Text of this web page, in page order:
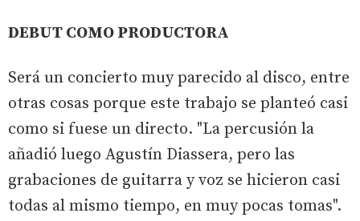
DEBUT COMO PRODUCTORA
Será un concierto muy parecido al disco, entre
otras cosas porque este trabajo se planteó casi
como si fuese un directo. "La percusión la
añadió luego Agustín Diassera, pero las
grabaciones de guitarra y voz se hicieron casi
todas al mismo tiempo, en muy pocas tomas".